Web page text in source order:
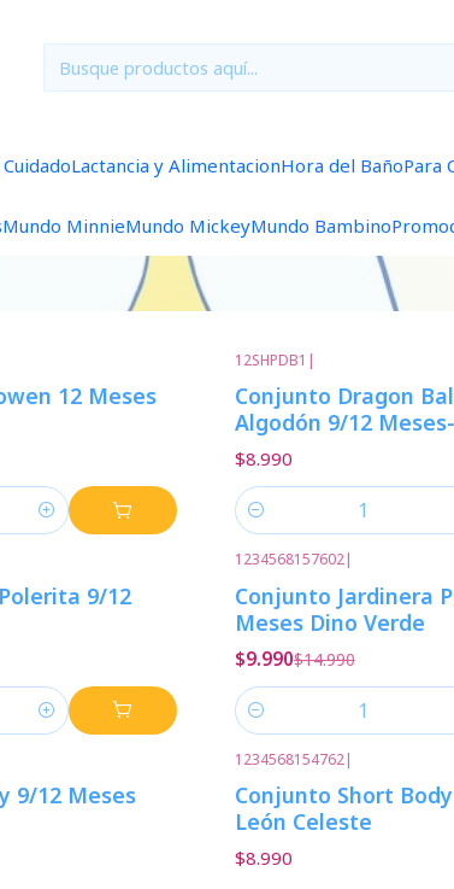
Lactancia y AlimentacionHora del BañoPara
Mundo MinnieMundo MickeyMundo Bambino
9/12 Meses Niño
12 Meses
12SHPDB1 |
Conjunto Dragon
Algodón 9/12 Meses-
$8.990
Cantidad
9/12
1234568157602|
Conjunto Jardinera
Meses Dino Verde
$9.990$14.990
Cantidad
9/12 Meses
1234568154762|
Conjunto Short
León Celeste
$8.990